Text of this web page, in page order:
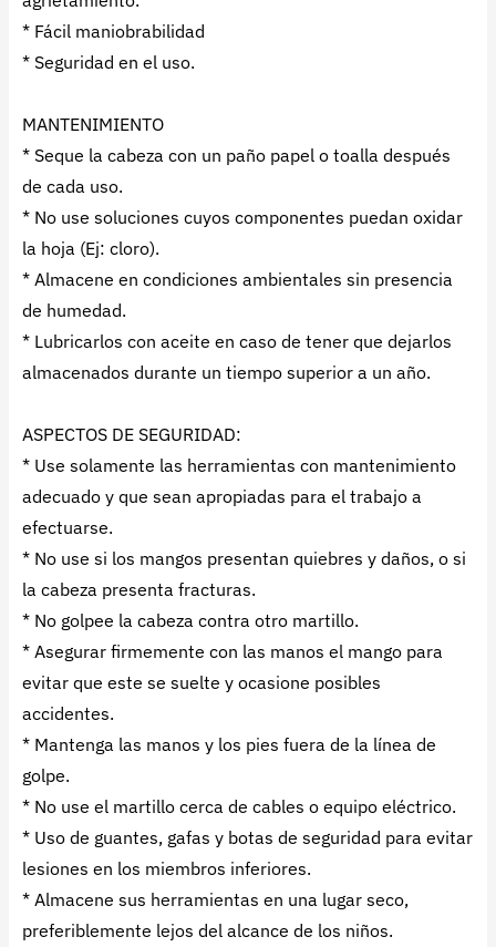
* Fácil maniobrabilidad
* Seguridad en el uso.
MANTENIMIENTO
* Seque la cabeza con un paño papel o toalla después
de cada uso.
* No use soluciones cuyos componentes puedan oxidar
la hoja (Ej: cloro).
* Almacene en condiciones ambientales sin presencia
de humedad.
* Lubricarlos con aceite en caso de tener que dejarlos
almacenados durante un tiempo superior a un año.
ASPECTOS DE SEGURIDAD:
* Use solamente las herramientas con mantenimiento
adecuado y que sean apropiadas para el trabajo a
efectuarse.
* No use si los mangos presentan quiebres y daños, o si
la cabeza presenta fracturas.
* No golpee la cabeza contra otro martillo.
* Asegurar firmemente con las manos el mango para
evitar que este se suelte y ocasione posibles
accidentes.
* Mantenga las manos y los pies fuera de la línea de
golpe.
* No use el martillo cerca de cables o equipo eléctrico.
* Uso de guantes, gafas y botas de seguridad para evitar
lesiones en los miembros inferiores.
* Almacene sus herramientas en una lugar seco,
preferiblemente lejos del alcance de los niños.